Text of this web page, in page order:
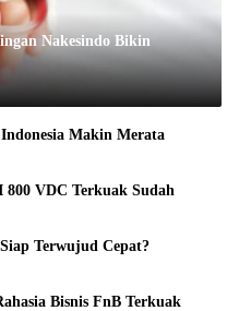
Nakesindo Bikin
Makin Merata
800 VDC Terkuak Sudah
Terwujud Cepat?
Bisnis FnB Terkuak